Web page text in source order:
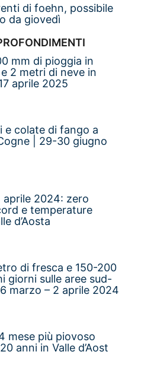
di foehn, possibile
da giovedì
mm di pioggia in
2 metri di neve in
aprile 2025
e colate di fango a
| 29-30 giugno
aprile 2024: zero
e temperature
d’Aosta
di fresca e 150-200
giorni sulle aree sud-
marzo – 2 aprile 2024
mese più piovoso
anni in Valle d’Aost